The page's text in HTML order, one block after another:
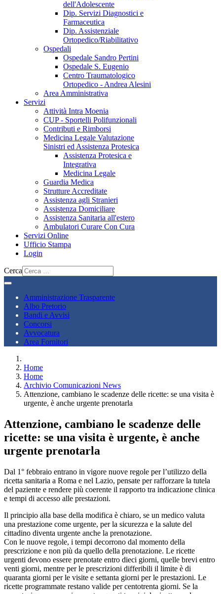
dell'Adolescente
Dip. Servizi Diagnostici e
Farmaceutica
Dip. Assistenziale
Ortopedico/Riabilitativo
Ospedali
Ospedale Sandro Pertini
Ospedale S. Eugenio
Centro Traumatologico
Ortopedico - Andrea Alesini
Area Amministrativa
Servizi
Attività Intra Moenia
CUP - Sportelli Polifunzionali
Contributi e Rimborsi
Medicina Legale Valutazione
Sinistri ed Assistenza Protesica
Assistenza Protesica e
Integrativa
Medicina Legale
Guardia Medica
Strutture Accreditate
Assistenza agli Stranieri
Assistenza Domiciliare
Assistenza Sanitaria all'estero
Ambulatori Curare Con Cura
Servizi Online
Ufficio Stampa
Login
Cerca
Amministrazione Trasparente
Albo Pretorio
Bandi e Avvisi
Concorsi
Avvocatura
Area Fornitori
Home
Home
Archivio Comunicazioni News
Attenzione, cambiano le scadenze delle ricette: se una visita è
urgente, è anche urgente prenotarla
Attenzione, cambiano le scadenze delle
ricette: se una visita è urgente, è anche
urgente prenotarla
Dal 1° febbraio entrano in vigore nuove regole per l’utilizzo della
ricetta sanitaria a Roma e nel Lazio, pensate per rafforzare la tutela
del paziente e rendere più coerente il rapporto tra indicazione clinica
e tempi di accesso alle prestazioni.
Il principio alla base della modifica è chiaro, se un medico valuta
una prestazione come urgente, per la sicurezza e la salute del
cittadino diventa urgente anche la prenotazione.
Con le nuove regole, i tempi decorrono dal momento della
prescrizione e non più da quello della prenotazione. Le ricette
urgenti devono essere prenotate entro dieci giorni, quelle brevi entro
venti giorni, mentre per le prescrizioni differibili il limite è di
quaranta giorni per le visite e settanta giorni per le prestazioni. Le
ricette programmate restano valide per centotrenta giorni. Se la